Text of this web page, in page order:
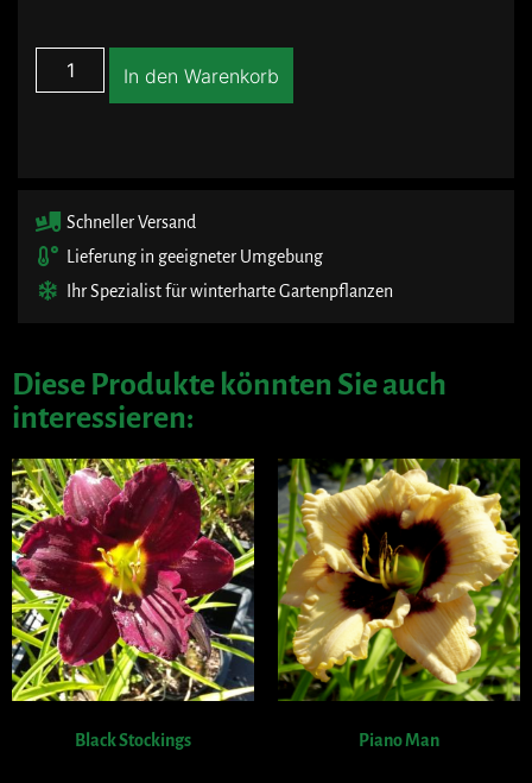
In den Warenkorb
Schneller Versand
Lieferung in geeigneter Umgebung
Ihr Spezialist für winterharte Gartenpflanzen
Diese Produkte könnten Sie auch
interessieren:
Black Stockings Piano Man